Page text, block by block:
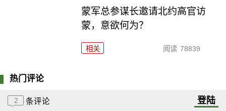
​蒙军总参谋长邀请北约高官访
蒙，意欲何为？
相关 阅读 78839
热门评论
2 条评论 登陆